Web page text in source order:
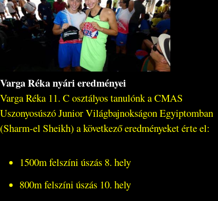
Varga Réka nyári eredményei
Varga Réka 11. C osztályos tanulónk a CMAS
Uszonyosúszó Junior Világbajnokságon Egyiptomban
(Sharm-el Sheikh) a következő eredményeket érte el:
1500m felszíni úszás 8. hely
800m felszíni úszás 10. hely